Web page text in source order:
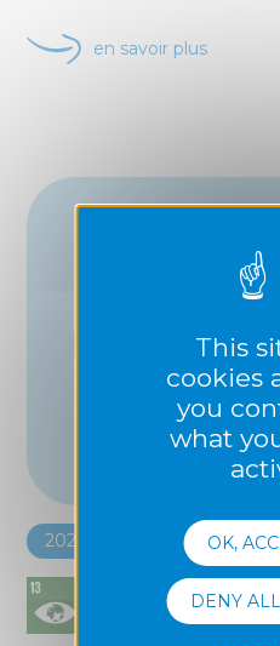
en savoir plus
2021
This
cookies
you
what
OK,
DENY